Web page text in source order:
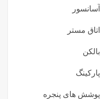
آسانسور
اتاق مستر
بالکن
پارکینگ
پوشش های پنجره